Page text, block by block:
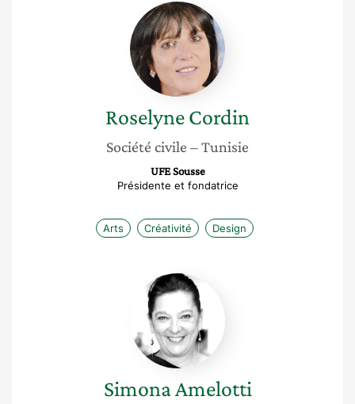
Roselyne
Cordin
RoselyneCordin
Société civile – Tunisie
UFE Sousse
Présidente et fondatrice
Arts Créativité Design
Simona
Amelotti
SimonaAmelotti